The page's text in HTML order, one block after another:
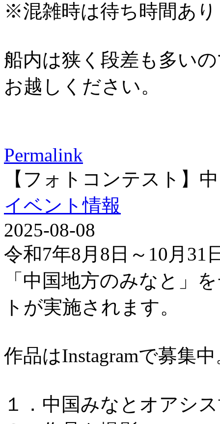
※混雑時は待ち時間あり
船内は狭く段差も多い
お越しください。
Permalink
【フォトコンテスト】
イベント情報
2025-08-08
令和7年8月8日～10月31
「中国地方のみなと」
トが実施されます。
作品はInstagramで募集
１．中国みなとオアシ